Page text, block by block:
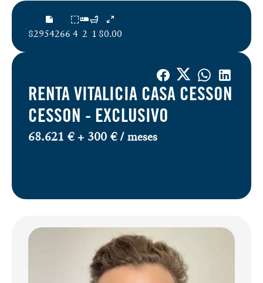
82954266 4 2 1 80.00
RENTA VITALICIA CASA CESSON
CESSON - EXCLUSIVO
68.621 € + 300 € / meses